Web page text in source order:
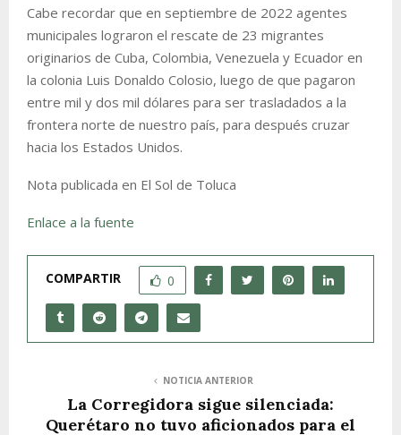
Cabe recordar que en septiembre de 2022 agentes
municipales lograron el rescate de 23 migrantes
originarios de Cuba, Colombia, Venezuela y Ecuador en
la colonia Luis Donaldo Colosio, luego de que pagaron
entre mil y dos mil dólares para ser trasladados a la
frontera norte de nuestro país, para después cruzar
hacia los Estados Unidos.
Nota publicada en El Sol de Toluca
Enlace a la fuente
COMPARTIR 0
NOTICIA ANTERIOR
La Corregidora sigue silenciada:
Querétaro no tuvo aficionados para el